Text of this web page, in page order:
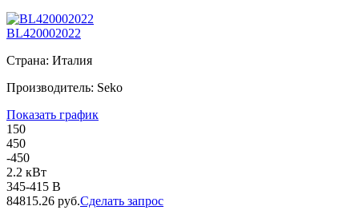
BL420002022
Страна: Италия
Производитель: Seko
Показать график
150
450
-450
2.2 кВт
345-415 В
84815.26 руб.Сделать запрос